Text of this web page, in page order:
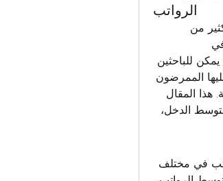
الرواتب